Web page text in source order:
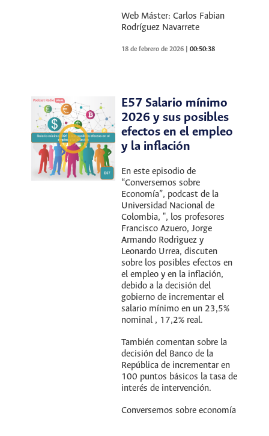
Web Máster: Carlos Fabian
Rodríguez Navarrete
18 de febrero de 2026 |00:50:38
E57 Salario mínimo
2026 y sus posibles
efectos en el empleo
y la inflación
En este episodio de
“Conversemos sobre
Economía”, podcast de la
Universidad Nacional de
Colombia, ", los profesores
Francisco Azuero, Jorge
Armando Rodrìguez y
Leonardo Urrea, discuten
sobre los posibles efectos en
el empleo y en la inflación,
debido a la decisión del
gobierno de incrementar el
salario mínimo en un 23,5%
nominal , 17,2% real.
También comentan sobre la
decisión del Banco de la
República de incrementar en
100 puntos básicos la tasa de
interés de intervención.
Conversemos sobre economía